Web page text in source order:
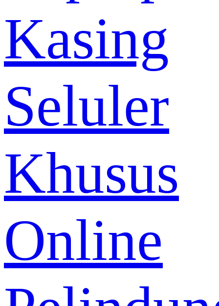
Kasing
Seluler
Khusus
Online